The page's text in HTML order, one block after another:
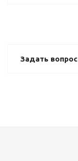
Задать вопрос